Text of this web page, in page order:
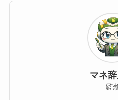
マネ
監